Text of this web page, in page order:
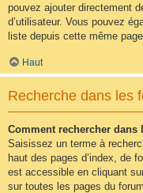
pouvez ajouter directement
d’utilisateur. Vous pouvez
liste depuis cette même page.
Haut
Recherche dans les
Comment rechercher dans
Saisissez un terme à
haut des pages d’index, de
est accessible en cliquant
sur toutes les pages du